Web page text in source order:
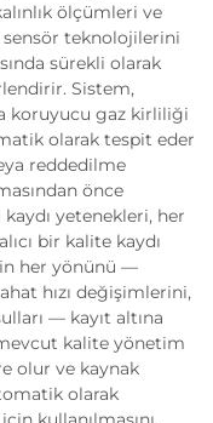
ölçümleri ve
teknolojilerini
sürekli olarak
Sistem,
koruyucu gaz kirliliği
olarak tespit eder
reddedilme
önce
yetenekleri, her
bir kalite kaydı
her yönünü —
hızı değişimlerini,
— kayıt altına
kalite yönetim
olur ve kaynak
olarak